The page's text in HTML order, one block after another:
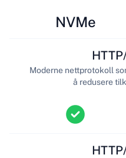
NVMe
Moderne nettprotokoll
å redusere